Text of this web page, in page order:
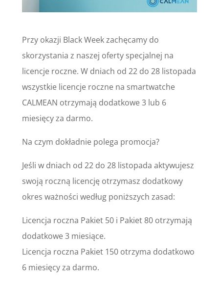
Przy okazji Black Week zachęcamy do
skorzystania z naszej oferty specjalnej na
licencje roczne. W dniach od 22 do 28 listopada
wszystkie licencje roczne na smartwatche
CALMEAN otrzymają dodatkowe 3 lub 6
miesięcy za darmo.
Na czym dokładnie polega promocja?
Jeśli w dniach od 22 do 28 listopada aktywujesz
swoją roczną licencję otrzymasz dodatkowy
okres ważności według poniższych zasad:
Licencja roczna Pakiet 50 i Pakiet 80 otrzymają
dodatkowe 3 miesiące.
Licencja roczna Pakiet 150 otrzyma dodatkowo
6 miesięcy za darmo.